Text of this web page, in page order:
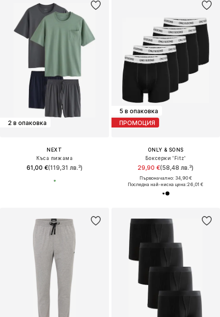
2 в опаковка
NEXT
Къса пижама
61,00 €(119,31 лв.³)
5 в опаковка
ПРОМОЦИЯ
ONLY & SONS
Боксерки 'Fitz'
29,90 €(58,48 лв.³)
Първоначално: 34,90 €
Последна най-ниска цена:26,01 €